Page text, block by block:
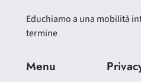
Educhiamo a una mobilità
termine
Menu